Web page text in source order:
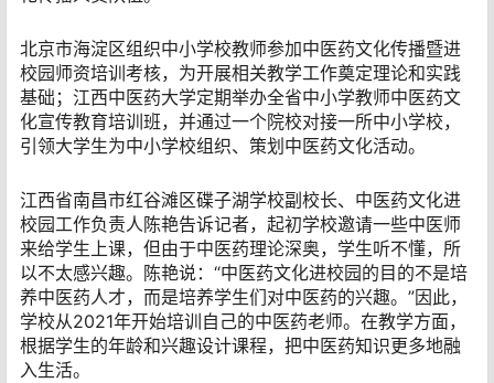
北京市海淀区组织中小学校教师参加中医药文化传播暨进
校园师资培训考核，为开展相关教学工作奠定理论和实践
基础；江西中医药大学定期举办全省中小学教师中医药文
化宣传教育培训班，并通过一个院校对接一所中小学校，
引领大学生为中小学校组织、策划中医药文化活动。
江西省南昌市红谷滩区碟子湖学校副校长、中医药文化进
校园工作负责人陈艳告诉记者，起初学校邀请一些中医师
来给学生上课，但由于中医药理论深奥，学生听不懂，所
以不太感兴趣。陈艳说：“中医药文化进校园的目的不是培
养中医药人才，而是培养学生们对中医药的兴趣。”因此，
学校从2021年开始培训自己的中医药老师。在教学方面，
根据学生的年龄和兴趣设计课程，把中医药知识更多地融
入生活。